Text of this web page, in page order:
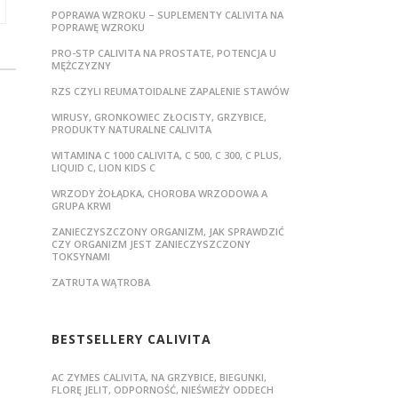
POPRAWA WZROKU – SUPLEMENTY CALIVITA NA
POPRAWĘ WZROKU
PRO-STP CALIVITA NA PROSTATE, POTENCJA U
MĘŻCZYZNY
RZS CZYLI REUMATOIDALNE ZAPALENIE STAWÓW
WIRUSY, GRONKOWIEC ZŁOCISTY, GRZYBICE,
PRODUKTY NATURALNE CALIVITA
WITAMINA C 1000 CALIVITA, C 500, C 300, C PLUS,
LIQUID C, LION KIDS C
WRZODY ŻOŁĄDKA, CHOROBA WRZODOWA A
GRUPA KRWI
ZANIECZYSZCZONY ORGANIZM, JAK SPRAWDZIĆ
CZY ORGANIZM JEST ZANIECZYSZCZONY
TOKSYNAMI
ZATRUTA WĄTROBA
BESTSELLERY CALIVITA
AC ZYMES CALIVITA, NA GRZYBICE, BIEGUNKI,
FLORĘ JELIT, ODPORNOŚĆ, NIEŚWIEŻY ODDECH